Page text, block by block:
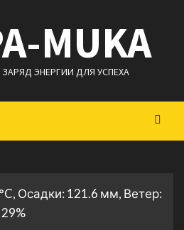
MUKA
ЭНЕРГИИ ДЛЯ УСПЕХА
Осадки: 121.6 мм, Ветер: